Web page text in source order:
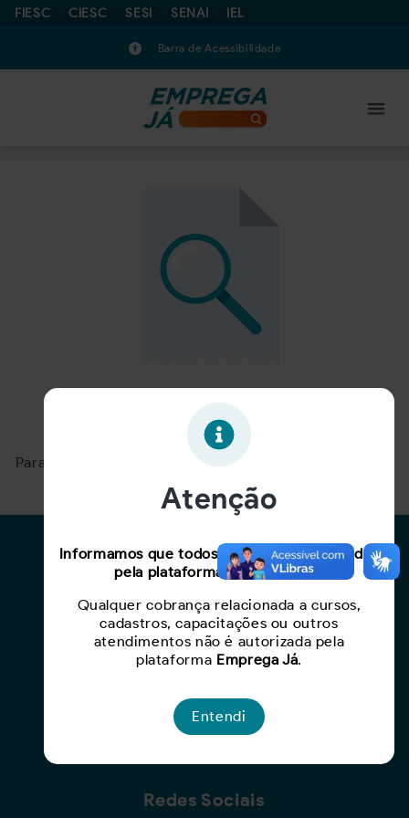
FIESC CIESC SESI SENAI IEL
Barra de Acessibilidade
Oportunidade expirada!
Para ver mais, acesse a páginaBuscar Oportunidades.
Para Candidatos
Cadastro de Currículo
Capacite-se
Criar Oportunidade
Redes Sociais
Atenção
Informamos que todos os serviços oferecidos
pela plataforma são gratuitos.
Qualquer cobrança relacionada a cursos,
cadastros, capacitações ou outros
atendimentos não é autorizada pela
plataforma Emprega Já.
Entendi